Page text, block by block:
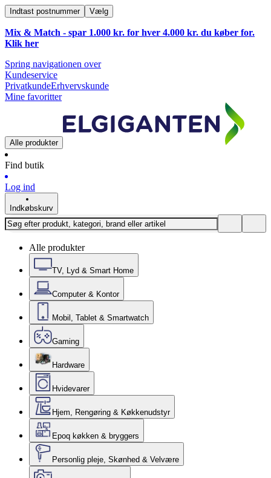
Indtast postnummer Vælg
Mix & Match - spar 1.000 kr. for hver 4.000 kr. du køber for.
Klik her
Spring navigationen over
Kundeservice
PrivatkundeErhvervskunde
Mine favoritter
Alle produkter
Find butik
Log ind
Indkøbskurv
Alle produkter
TV, Lyd & Smart Home
Computer & Kontor
Mobil, Tablet & Smartwatch
Gaming
Hardware
Hvidevarer
Hjem, Rengøring & Køkkenudstyr
Epoq køkken & bryggers
Personlig pleje, Skønhed & Velvære